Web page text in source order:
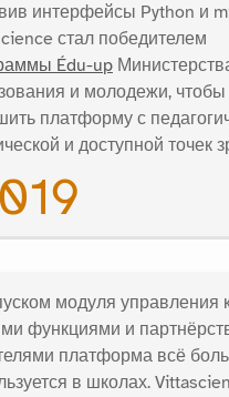
интерфейсы Python и
стал победителем
Édu-up
и молодежи, чтобы
платформу с
и доступной точек
модуля управления
функциями и
платформа всё
в школах.